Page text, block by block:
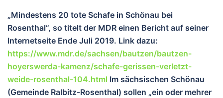
„Mindestens 20 tote Schafe in Schönau bei
Rosenthal“, so titelt der MDR einen Bericht auf seiner
Internetseite Ende Juli 2019. Link dazu:
https://www.mdr.de/sachsen/bautzen/bautzen-
hoyerswerda-kamenz/schafe-gerissen-verletzt-
weide-rosenthal-104.html Im sächsischen Schönau
(Gemeinde Ralbitz-Rosenthal) sollen „ein oder mehrer